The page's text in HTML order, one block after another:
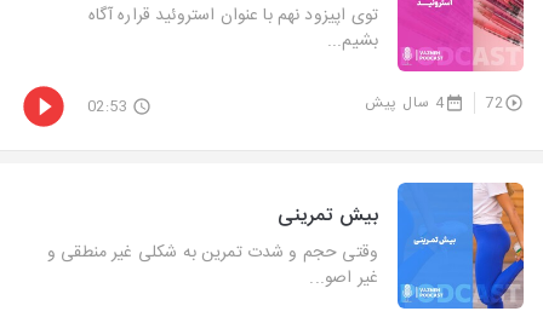
توی اپیزود نهم با عنوان استروئید قراره آگاه
بشیم...
72 4 سال پیش 02:53
بیش تمرینی
وقتی حجم و شدت تمرین به شکلی غیر منطقی و
غیر اصو...